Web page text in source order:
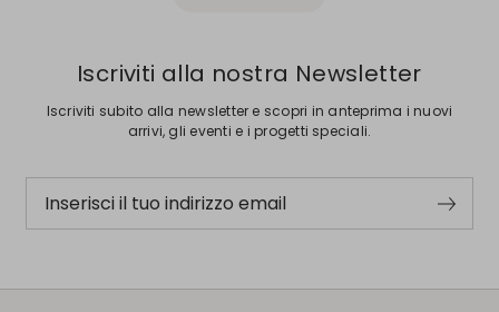
Iscriviti alla nostra Newsletter
Iscriviti subito alla newsletter e scopri in anteprima i nuovi
arrivi, gli eventi e i progetti speciali.
Inserisci il tuo indirizzo email